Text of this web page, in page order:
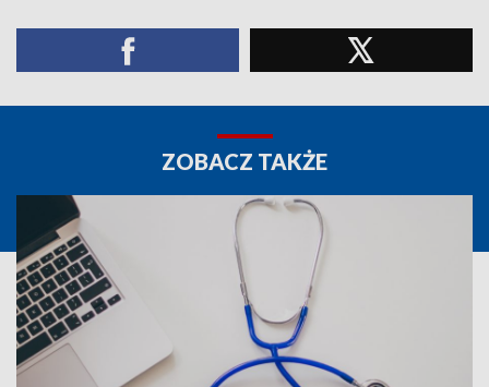
ZOBACZ TAKŻE